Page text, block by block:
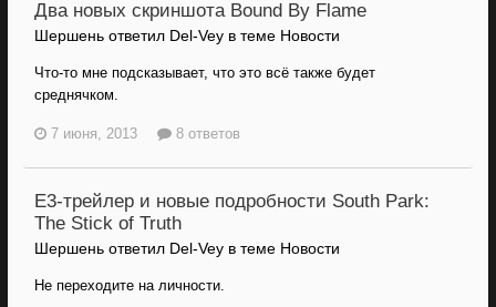
Два новых скриншота Bound By Flame
Шершень ответил Del-Vey в теме Новости
Что-то мне подсказывает, что это всё также будет
среднячком.
7 июня, 2013 8 ответов
E3-трейлер и новые подробности South Park:
The Stick of Truth
Шершень ответил Del-Vey в теме Новости
Не переходите на личности.